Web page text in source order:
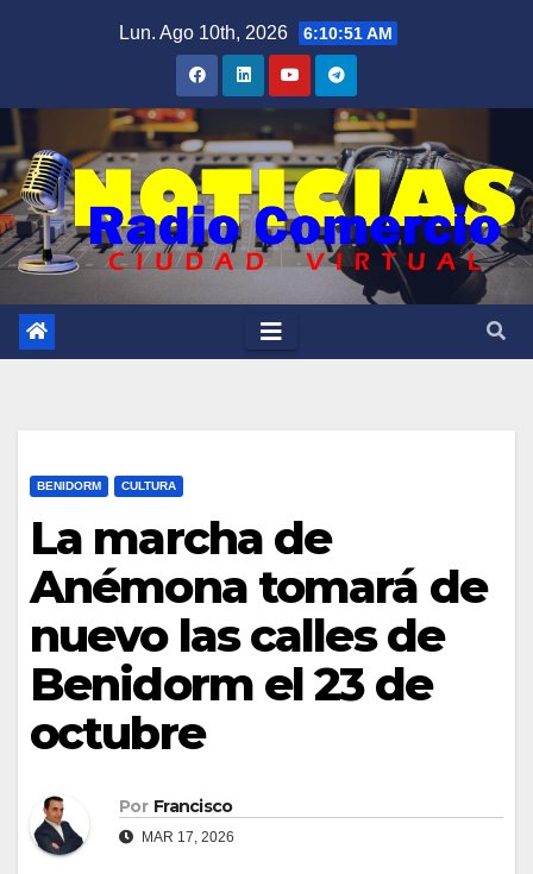
Lun. Ago 10th, 2026 6:10:52 AM
BENIDORM CULTURA
La marcha de
Anémona tomará de
nuevo las calles de
Benidorm el 23 de
octubre
Por Francisco
MAR 17, 2026